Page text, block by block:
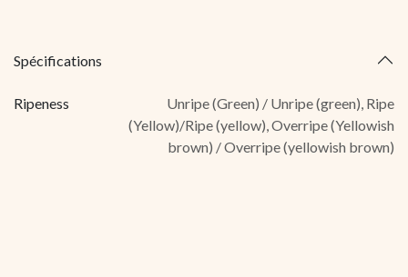
Spécifications
Ripeness Unripe (Green) / Unripe (green), Ripe
(Yellow)/Ripe (yellow),Overripe (Yellowish
brown) / Overripe (yellowish brown)